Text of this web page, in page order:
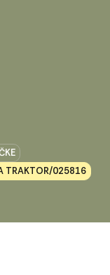
TRAKTOR/025816